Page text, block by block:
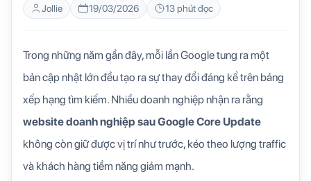
Jollie 19/03/2026 13 phút đọc
Trong những năm gần đây, mỗi lần Google tung ra một
bản cập nhật lớn đều tạo ra sự thay đổi đáng kể trên bảng
xếp hạng tìm kiếm. Nhiều doanh nghiệp nhận ra rằng
website doanh nghiệp sau Google Core Update
không còn giữ được vị trí như trước, kéo theo lượng traffic
và khách hàng tiềm năng giảm mạnh.